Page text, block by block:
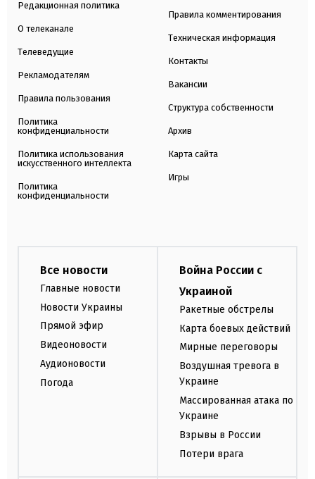
Редакционная политика
О телеканале
Телеведущие
Рекламодателям
Правила пользования
Политика
конфиденциальности
Политика использования
искусственного интеллекта
Политика
конфиденциальности
Правила комментирования
Техническая информация
Контакты
Вакансии
Структура собственности
Архив
Карта сайта
Игры
Все новости
Главные новости
Новости Украины
Прямой эфир
Видеоновости
Аудионовости
Погода
Война России с
Украиной
Ракетные обстрелы
Карта боевых действий
Мирные переговоры
Воздушная тревога в
Украине
Массированная атака по
Украине
Взрывы в России
Потери врага